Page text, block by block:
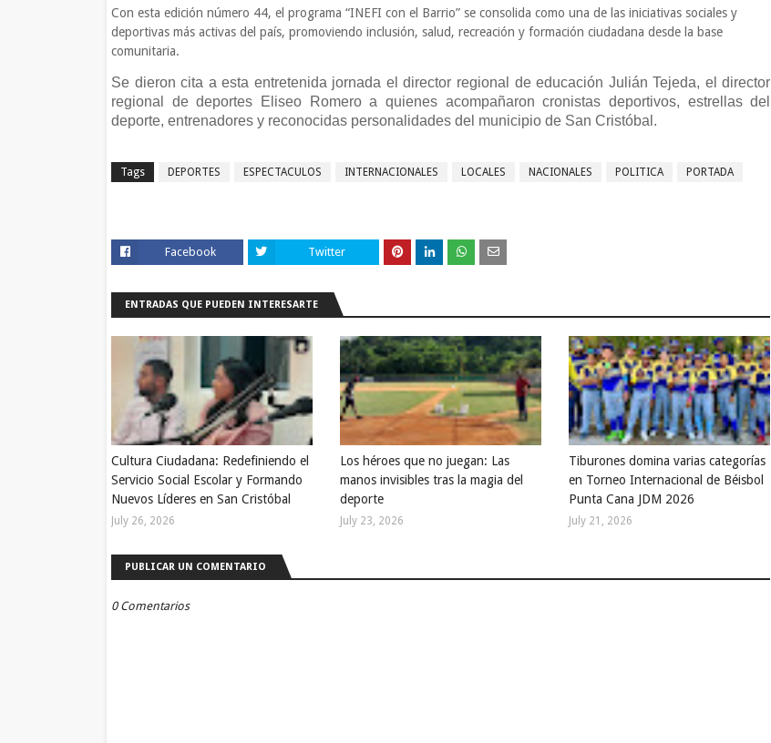
Con esta edición número 44, el programa “INEFI con el Barrio” se consolida como una de las iniciativas sociales y
deportivas más activas del país, promoviendo inclusión, salud, recreación y formación ciudadana desde la base
comunitaria.
Se dieron cita a esta entretenida jornada el director regional de educación Julián Tejeda, el director
regional de deportes Eliseo Romero a quienes acompañaron cronistas deportivos, estrellas del
deporte, entrenadores y reconocidas personalidades del municipio de San Cristóbal.
Tags DEPORTES ESPECTACULOS INTERNACIONALES LOCALES NACIONALES POLITICA PORTADA
Facebook Twitter
ENTRADAS QUE PUEDEN INTERESARTE
Cultura Ciudadana: Redefiniendo el
Servicio Social Escolar y Formando
Nuevos Líderes en San Cristóbal
July 26, 2026
Los héroes que no juegan: Las
manos invisibles tras la magia del
deporte
July 23, 2026
Tiburones domina varias categorías
en Torneo Internacional de Béisbol
Punta Cana JDM 2026
July 21, 2026
PUBLICAR UN COMENTARIO
0 Comentarios